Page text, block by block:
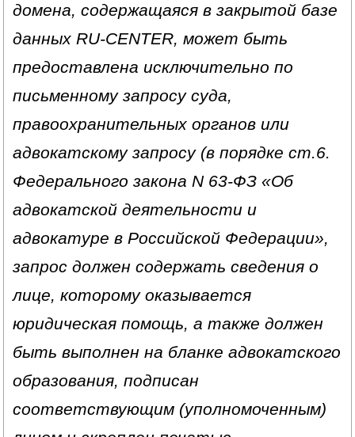
домена, содержащаяся в закрытой базе
данных RU-CENTER, может быть
предоставлена исключительно по
письменному запросу суда,
правоохранительных органов или
адвокатскому запросу (в порядке ст.6.
Федерального закона N 63-ФЗ «Об
адвокатской деятельности и
адвокатуре в Российской Федерации»,
запрос должен содержать сведения о
лице, которому оказывается
юридическая помощь, а также должен
быть выполнен на бланке адвокатского
образования, подписан
соответствующим (уполномоченным)